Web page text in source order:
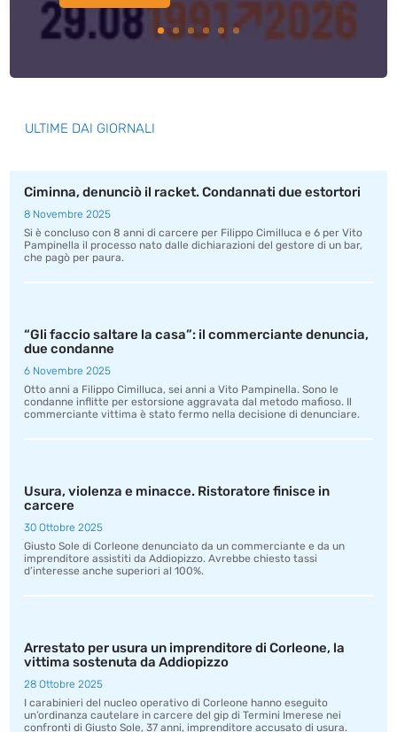
ULTIME DAI GIORNALI
Ciminna, denunciò il racket. Condannati due estortori
8 Novembre 2025
Si è concluso con 8 anni di carcere per Filippo Cimilluca e 6 per Vito
Pampinella il processo nato dalle dichiarazioni del gestore di un bar,
che pagò per paura.
“Gli faccio saltare la casa”: il commerciante denuncia,
due condanne
6 Novembre 2025
Otto anni a Filippo Cimilluca, sei anni a Vito Pampinella. Sono le
condanne inflitte per estorsione aggravata dal metodo mafioso. Il
commerciante vittima è stato fermo nella decisione di denunciare.
Usura, violenza e minacce. Ristoratore finisce in
carcere
30 Ottobre 2025
Giusto Sole di Corleone denunciato da un commerciante e da un
imprenditore assistiti da Addiopizzo. Avrebbe chiesto tassi
d’interesse anche superiori al 100%.
Arrestato per usura un imprenditore di Corleone, la
vittima sostenuta da Addiopizzo
28 Ottobre 2025
I carabinieri del nucleo operativo di Corleone hanno eseguito
un’ordinanza cautelare in carcere del gip di Termini Imerese nei
confronti di Giusto Sole, 37 anni, imprenditore accusato di usura.